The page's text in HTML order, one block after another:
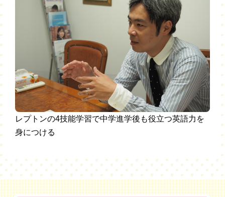
レプトンの4技能学習で中学進学後も役立つ英語力を
身につける